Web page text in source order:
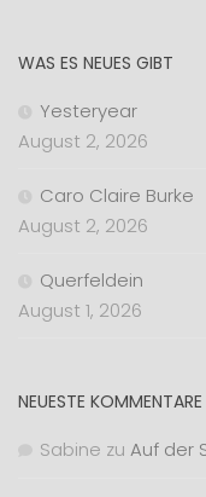
WAS ES NEUES GIBT
Yesteryear
August 2, 2026
Caro Claire Burke
August 2, 2026
Querfeldein
August 1, 2026
NEUESTE KOMMENTARE
Sabine zu Auf der